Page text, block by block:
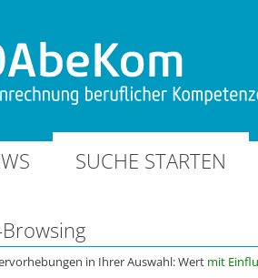
SUCHE STARTEN
in Ihrer Auswahl: Wert mit